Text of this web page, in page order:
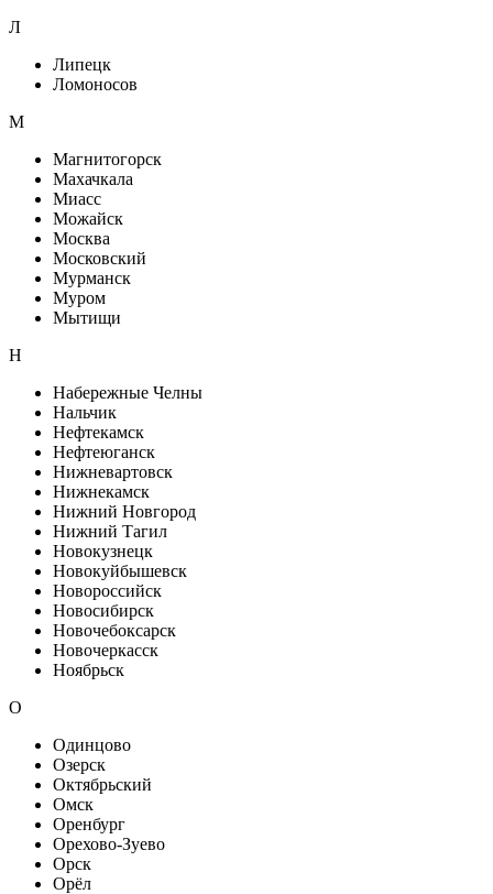
Л
Липецк
Ломоносов
М
Магнитогорск
Махачкала
Миасс
Можайск
Москва
Московский
Мурманск
Муром
Мытищи
Н
Набережные Челны
Нальчик
Нефтекамск
Нефтеюганск
Нижневартовск
Нижнекамск
Нижний Новгород
Нижний Тагил
Новокузнецк
Новокуйбышевск
Новороссийск
Новосибирск
Новочебоксарск
Новочеркасск
Ноябрьск
О
Одинцово
Озерск
Октябрьский
Омск
Оренбург
Орехово-Зуево
Орск
Орёл